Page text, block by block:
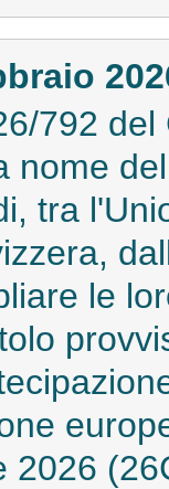
792
nome
tra
le
2026